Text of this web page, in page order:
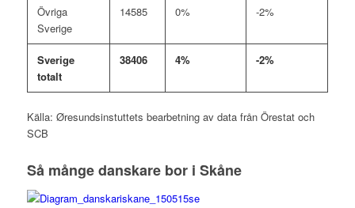
Övriga
Sverige
14585 0% -2%
Sverige
totalt
38406 4% -2%
Källa: Øresundsinstuttets bearbetning av data från Örestat och
SCB
Så månge danskare bor i Skåne